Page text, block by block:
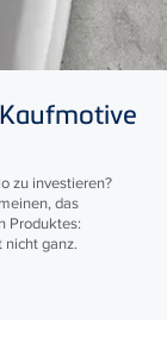
zu investieren?
das
Produktes:
ganz.